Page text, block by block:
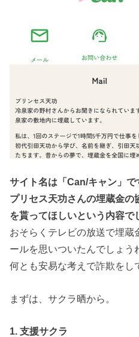
サイト名は「Can/キャン」で
プリセス天功さんの埋蔵金の
を貰ってほしいという内容で
おそらくテレビの放送で埋蔵
ールを思いついたんでしょう
何とも安易な考えで詐欺をし
まずは、サクラ晒から。
1. 支援サクラ